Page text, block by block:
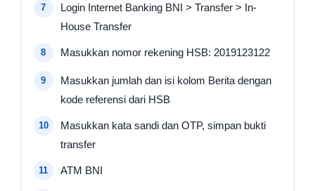
Login Internet Banking BNI > Transfer > In-
House Transfer
Masukkan nomor rekening HSB: 2019123122
Masukkan jumlah dan isi kolom Berita dengan
kode referensi dari HSB
Masukkan kata sandi dan OTP, simpan bukti
transfer
ATM BNI